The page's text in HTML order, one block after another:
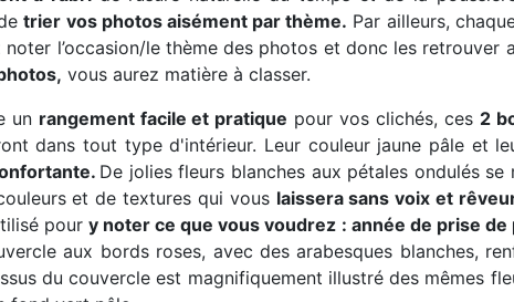
trier vos photos aisément par thème. Par ailleurs,
l’occasion/le thème des photos et donc les retrouver
vous aurez matière à classer.
un rangement facile et pratique pour vos clichés, ces 2
dans tout type d'intérieur. Leur couleur jaune pâle et
De jolies fleurs blanches aux pétales ondulés
et de textures qui vous laissera sans voix et
poury noter ce que vous voudrez : année de prise
aux bords roses, avec des arabesques blanches,
du couvercle est magnifiquement illustré des mêmes